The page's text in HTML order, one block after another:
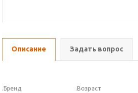
Описание Задать вопрос
.Бренд .Возраст